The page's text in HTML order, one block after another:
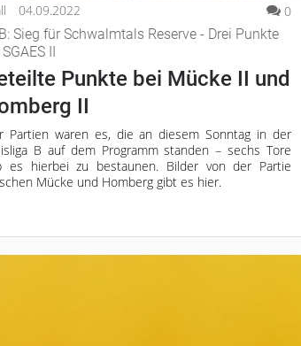
04.09.2022
0
Sieg für Schwalmtals Reserve - Drei Punkte
II
Punkte bei Mücke II und
II
Partien waren es, die an diesem Sonntag in der
B auf dem Programm standen – sechs Tore
es hierbei zu bestaunen. Bilder von der Partie
Mücke und Homberg gibt es hier.